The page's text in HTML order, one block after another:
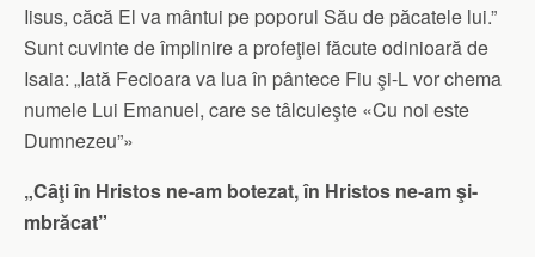
Iisus, căcă El va mântui pe poporul Său de păcatele lui.”
Sunt cuvinte de împlinire a profeţiei făcute odinioară de
Isaia: „Iată Fecioara va lua în pântece Fiu şi-L vor chema
numele Lui Emanuel, care se tâlcuieşte «Cu noi este
Dumnezeu”»
„Câţi în Hristos ne-am botezat, în Hristos ne-am şi-
mbrăcat”